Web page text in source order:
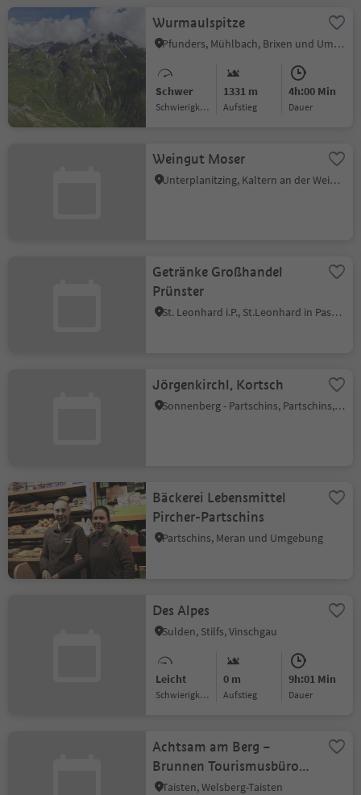
Wurmaulspitze
Pfunders, Mühlbach, Brixen und Umgebung
Schwer
Schwierigkeitsgrad
1331 m
Aufstieg
4h:00 Min
Dauer
Weingut Moser
Unterplanitzing, Kaltern an der Weinstraße, Südtiroler Weinstraße
Getränke Großhandel
Prünster
St. Leonhard i.P., St.Leonhard in Passeier, Meran und Umgebung
Jörgenkirchl, Kortsch
Sonnenberg - Partschins, Partschins, Meran und Umgebung
Bäckerei Lebensmittel
Pircher-Partschins
Partschins, Meran und Umgebung
Des Alpes
Sulden, Stilfs, Vinschgau
Leicht
Schwierigkeitsgrad
0 m
Aufstieg
9h:01 Min
Dauer
Achtsam am Berg –
Brunnen Tourismusbüro
Taisten
Taisten, Welsberg-Taisten